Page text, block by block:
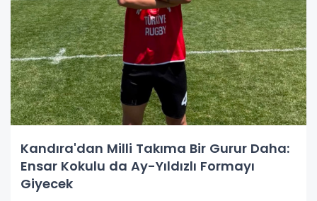
Kandıra'dan Milli Takıma Bir Gurur Daha:
Ensar Kokulu da Ay-Yıldızlı Formayı
Giyecek